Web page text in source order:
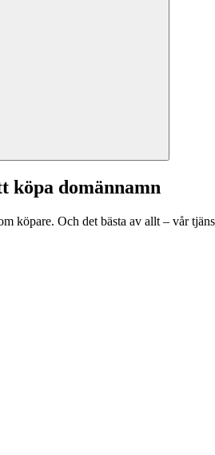
köpa domännamn
köpare. Och det bästa av allt – vår